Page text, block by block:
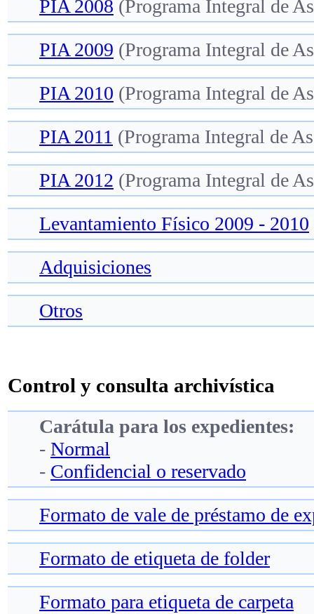
PIA 2008 (Programa Integral de
PIA 2009 (Programa Integral de
PIA 2010 (Programa Integral de
PIA 2011 (Programa Integral de
PIA 2012 (Programa Integral de
Levantamiento Físico 2009 - 2010
Adquisiciones
Otros
Control y consulta archivística
Carátula para los expedientes:
- Normal
- Confidencial o reservado
Formato de vale de préstamo de
Formato de etiqueta de folder
Formato para etiqueta de carpeta